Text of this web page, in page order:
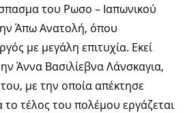
του Ρωσο – Ιαπωνικού
Άπω Ανατολή, όπου
με μεγάλη επιτυχία. Εκεί
Άννα Βασιλίεβνα Λάνσκαγια,
με την οποία απέκτησε
τέλος του πολέμου εργάζεται